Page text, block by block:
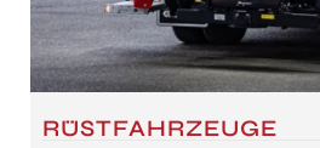
RÜSTFAHRZEUGE